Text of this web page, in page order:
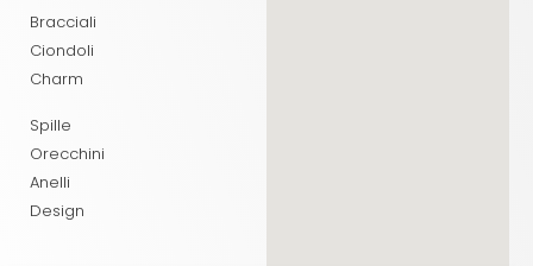
Bracciali
Ciondoli
Charm
Spille
Orecchini
Anelli
Design